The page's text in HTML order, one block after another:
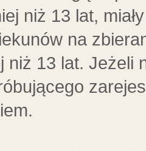
niż 13 lat,
na
niż 13 lat. Jeżeli